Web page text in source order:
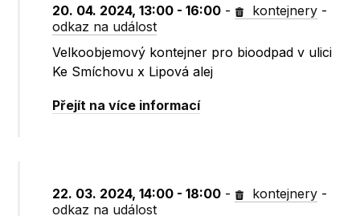
20. 04. 2024, 13:00 - 16:00 - kontejnery -
odkaz na událost
Velkoobjemový kontejner pro bioodpad v ulici
Ke Smíchovu x Lipová alej
Přejít na více informací
22. 03. 2024, 14:00 - 18:00 - kontejnery -
odkaz na událost